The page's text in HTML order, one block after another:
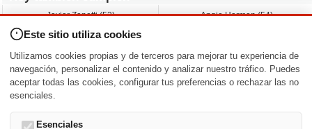
Javier Zanetti (53)
Rosanna Arquette (67)
Joanna García (47)
Ryan Eggold (42)
Angie Harmon (54)
Claudia Christian (61)
Lucas Till (36)
Nacimientos y estrenos en la fecha
DD/MM /
Este sitio utiliza cookies
Utilizamos cookies propias y de terceros para mejorar tu experiencia de
navegación, personalizar el contenido y analizar nuestro tráfico. Puedes
aceptar todas las cookies, configurar tus preferencias o rechazar las no
esenciales.
Esenciales